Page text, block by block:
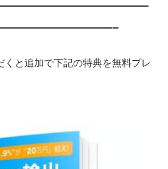
くと追加で下記の特典を無料プレ